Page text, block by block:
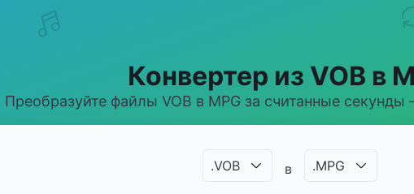
Конвертер из VOB в
Преобразуйте файлы VOB в MPG за считанные
.VOB в .MPG